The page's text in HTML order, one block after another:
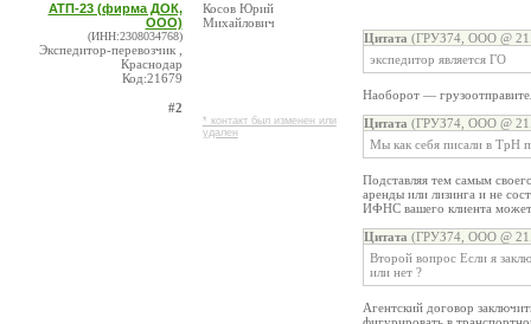
АТП-23 (фирма ДОК,
ООО)
(ИНН:2308034768)
Экспедитор-перевозчик ,
Краснодар
Код:21679
#2
Косов Юрий
Михайлович
* контакт был изменен или
удален
Цитата (ГРУЗ74, ООО @
экспедитор является ГО
Наоборот —
Цитата (ГРУЗ74, ООО @
Мы как себя писали в ТрН
Подставляя тем самым
аренды или лизинга и не
ИФНС вашего клиента может
Цитата (ГРУЗ74, ООО @
Второй вопрос Если я
или нет ?
Агентский договор